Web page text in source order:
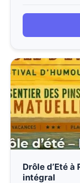
Drôle d’Eté
intégral